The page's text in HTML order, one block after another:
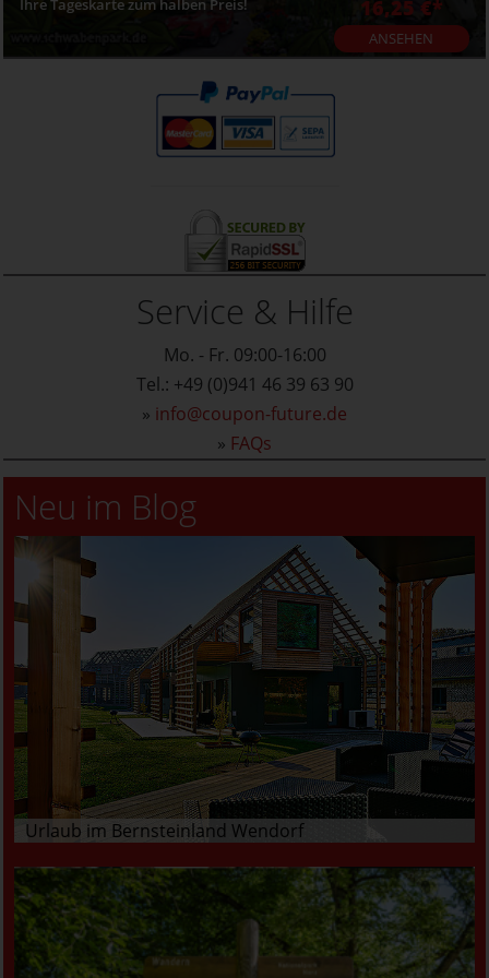
Ihre Tageskarte zum halben Preis! 16,25 €*
ANSEHEN
Service & Hilfe
Mo. - Fr. 09:00-16:00
Tel.: +49 (0)941 46 39 63 90
» info@coupon-future.de
» FAQs
Neu im Blog
Urlaub im Bernsteinland Wendorf